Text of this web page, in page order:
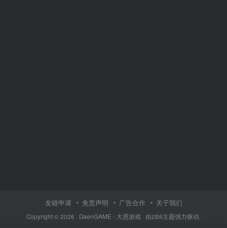
友链申请 免责声明 广告合作 关于我们
Copyright © 2026 · DaenGAME - 大恩游戏 · 由zibll主题强力驱动.